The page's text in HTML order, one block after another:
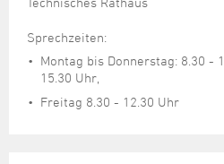
Sprechzeiten:
Montag bis Donnerstag: 8.30 -
15.30 Uhr,
Freitag 8.30 - 12.30 Uhr